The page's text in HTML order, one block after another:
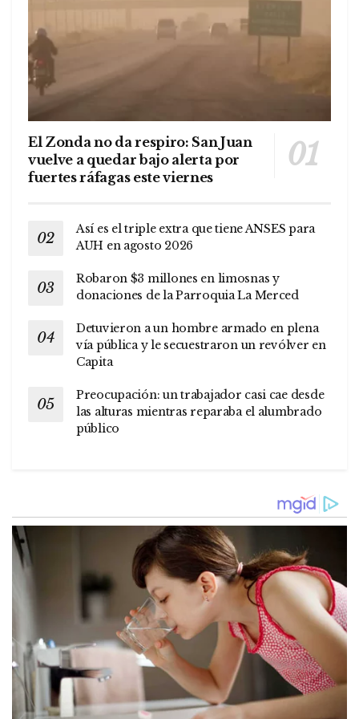
El Zonda no da respiro: San Juan
vuelve a quedar bajo alerta por
fuertes ráfagas este viernes
Así es el triple extra que tiene ANSES para
AUH en agosto 2026
Robaron $3 millones en limosnas y
donaciones de la Parroquia La Merced
Detuvieron a un hombre armado en plena
vía pública y le secuestraron un revólver en
Capita
Preocupación: un trabajador casi cae desde
las alturas mientras reparaba el alumbrado
público